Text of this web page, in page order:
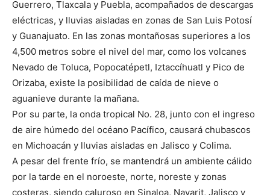
Guerrero, Tlaxcala y Puebla, acompañados de descargas
eléctricas, y lluvias aisladas en zonas de San Luis Potosí
y Guanajuato. En las zonas montañosas superiores a los
4,500 metros sobre el nivel del mar, como los volcanes
Nevado de Toluca, Popocatépetl, Iztaccíhuatl y Pico de
Orizaba, existe la posibilidad de caída de nieve o
aguanieve durante la mañana.
Por su parte, la onda tropical No. 28, junto con el ingreso
de aire húmedo del océano Pacífico, causará chubascos
en Michoacán y lluvias aisladas en Jalisco y Colima.
A pesar del frente frío, se mantendrá un ambiente cálido
por la tarde en el noroeste, norte, noreste y zonas
costeras, siendo caluroso en Sinaloa, Nayarit, Jalisco y